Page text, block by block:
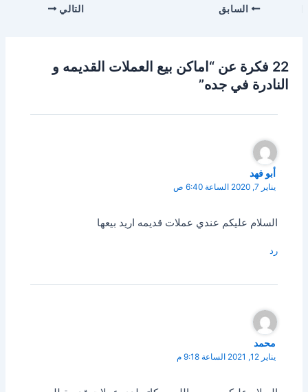
السابق التالي
22 فكرة عن “اماكن بيع العملات القديمه و
النادرة في جده”
أبو فهد
يناير 7, 2020 الساعة 6:40 ص
السلام عليكم عندي عملات قديمه اريد بيعها
رد
محمد
يناير 12, 2021 الساعة 9:18 م